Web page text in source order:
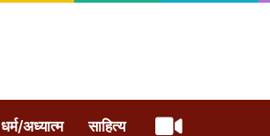
धर्म/अध्यात्म साहित्य वीडियो